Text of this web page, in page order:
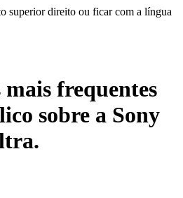
superior direito ou ficar com a língua
frequentes
sobre a Sony